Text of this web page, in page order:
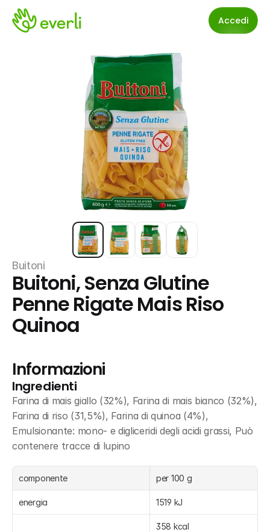
Accedi
Buitoni
Buitoni, Senza Glutine
Penne Rigate Mais Riso
Quinoa
Informazioni
Ingredienti
Farina di mais giallo (32%), Farina di mais bianco (32%),
Farina di riso (31,5%), Farina di quinoa (4%),
Emulsionante: mono- e digliceridi degli acidi grassi, Può
contenere tracce di lupino
componente per 100 g
energia 1519 kJ
358 kcal